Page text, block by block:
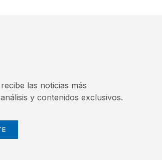
las noticias más
y contenidos exclusivos.